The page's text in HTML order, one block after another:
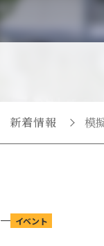
研究拠
研究セ
研究セ
談室）
研究セ
新着情報 模
イベント